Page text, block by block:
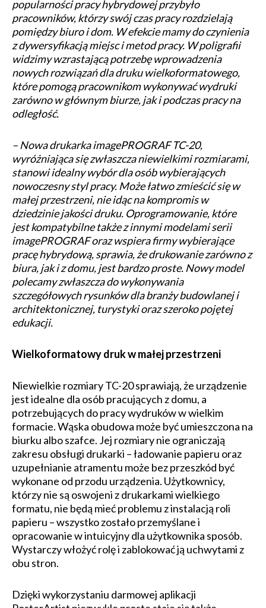
popularności pracy hybrydowej przybyło
pracowników, którzy swój czas pracy rozdzielają
pomiędzy biuro i dom. W efekcie mamy do czynienia
z dywersyfikacją miejsc i metod pracy. W poligrafii
widzimy wzrastającą potrzebę wprowadzenia
nowych rozwiązań dla druku wielkoformatowego,
które pomogą pracownikom wykonywać wydruki
zarówno w głównym biurze, jak i podczas pracy na
odległość.
– Nowa drukarka imagePROGRAF TC-20,
wyróżniająca się zwłaszcza niewielkimi rozmiarami,
stanowi idealny wybór dla osób wybierających
nowoczesny styl pracy. Może łatwo zmieścić się w
małej przestrzeni, nie idąc na kompromis w
dziedzinie jakości druku. Oprogramowanie, które
jest kompatybilne także z innymi modelami serii
imagePROGRAF oraz wspiera firmy wybierające
pracę hybrydową, sprawia, że drukowanie zarówno z
biura, jak i z domu, jest bardzo proste. Nowy model
polecamy zwłaszcza do wykonywania
szczegółowych rysunków dla branży budowlanej i
architektonicznej, turystyki oraz szeroko pojętej
edukacji.
Wielkoformatowy druk w małej przestrzeni
Niewielkie rozmiary TC-20 sprawiają, że urządzenie
jest idealne dla osób pracujących z domu, a
potrzebujących do pracy wydruków w wielkim
formacie. Wąska obudowa może być umieszczona na
biurku albo szafce. Jej rozmiary nie ograniczają
zakresu obsługi drukarki – ładowanie papieru oraz
uzupełnianie atramentu może bez przeszkód być
wykonane od przodu urządzenia. Użytkownicy,
którzy nie są oswojeni z drukarkami wielkiego
formatu, nie będą mieć problemu z instalacją roli
papieru – wszystko zostało przemyślane i
opracowanie w intuicyjny dla użytkownika sposób.
Wystarczy włożyć rolę i zablokować ją uchwytami z
obu stron.
Dzięki wykorzystaniu darmowej aplikacji